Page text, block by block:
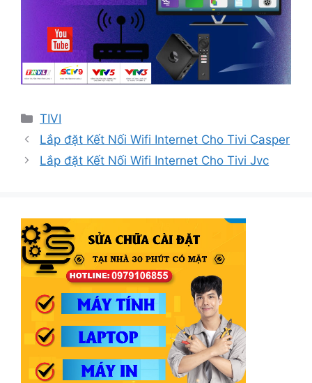
Danh
mục
TIVI
Lắp đặt Kết Nối Wifi Internet Cho Tivi Casper
Lắp đặt Kết Nối Wifi Internet Cho Tivi Jvc